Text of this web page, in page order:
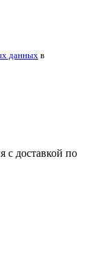
данных в
с доставкой по